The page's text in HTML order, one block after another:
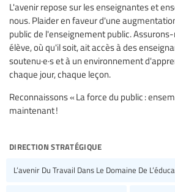
L'avenir repose sur les enseignantes et
nous. Plaider en faveur d'une
public de l'enseignement public.
élève, où qu'il soit, ait accès à des
soutenu·e·s et à un environnement
chaque jour, chaque leçon.
Reconnaissons « La force du public :
maintenant !
direction stratégique
L’avenir Du Travail Dans Le Domaine De